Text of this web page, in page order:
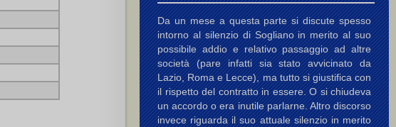
Da un mese a questa parte si discute spesso
intorno al silenzio di Sogliano in merito al suo
possibile addio e relativo passaggio ad altre
società (pare infatti sia stato avvicinato da
Lazio, Roma e Lecce), ma tutto si giustifica con
il rispetto del contratto in essere. O si chiudeva
un accordo o era inutile parlarne. Altro discorso
invece riguarda il suo attuale silenzio in merito